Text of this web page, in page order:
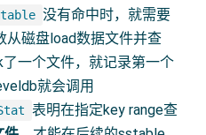
没有命中时，就需要
从磁盘load数据文件并查
一个文件，就记录第一个
就会调用
表明在指定key range查